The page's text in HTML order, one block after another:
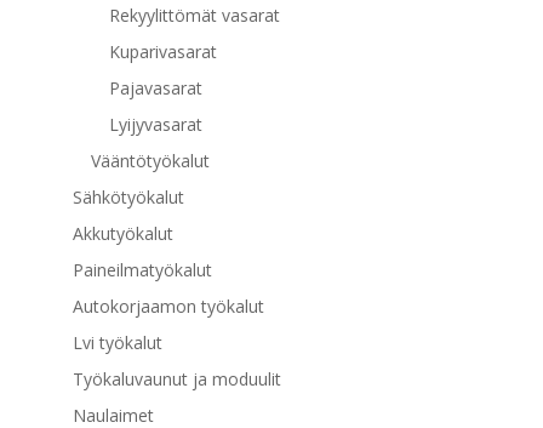
Rekyylittömät vasarat
Kuparivasarat
Pajavasarat
Lyijyvasarat
Vääntötyökalut
Sähkötyökalut
Akkutyökalut
Paineilmatyökalut
Autokorjaamon työkalut
Lvi työkalut
Työkaluvaunut ja moduulit
Naulaimet